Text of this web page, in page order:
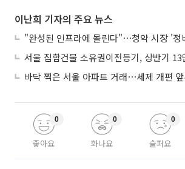
이난희 기자의 주요 뉴스
서울 집합건물 소유권이전등기, 상반기 13
바닥 찍은 서울 아파트 거래⋯세제 개편
좋아요
0
화나요
0
슬퍼요
0